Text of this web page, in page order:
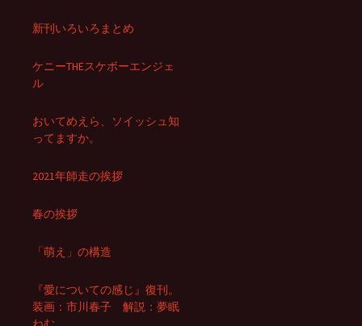
新刊いろいろまとめ
ケニーTHEスケボーエンジェ
ル
おいてめえら、ソイッシュ知
ってますか。
2021年師走の挨拶
春の挨拶
「萌え」の構造
『愛についての感じ』復刊。
装画：市川春子 解説：夢眠